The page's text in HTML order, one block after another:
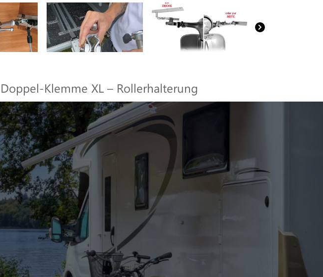
Doppel-Klemme XL – Rollerhalterung
bike-holder
140,00 EUR
Artikelnummer:142
Kategorien: Halterung